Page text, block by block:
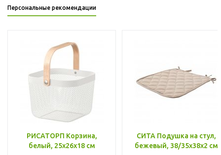
Персональные рекомендации
РИСАТОРП Корзина,
белый, 25x26x18 см
СИТА Подушка на стул,
бежевый, 38/35x38x2 см